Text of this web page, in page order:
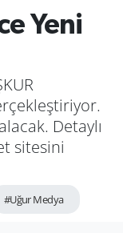
Yeni
Detaylı
sitesini
#Uğur Medya